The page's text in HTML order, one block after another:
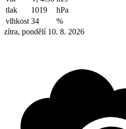
tlak
1019
hPa
vlhkost 34
%
zítra, pondělí 10. 8. 2026